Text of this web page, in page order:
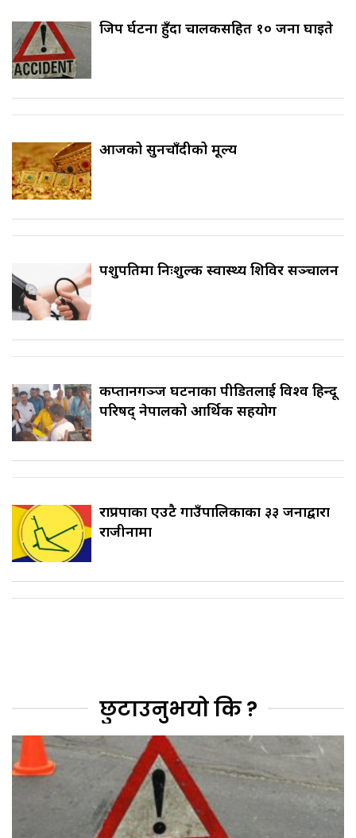
जिप दुर्घटना हुँदा चालकसहित १० जना घाइते
आजको सुनचाँदीको मूल्य
पशुपतिमा निःशुल्क स्वास्थ्य शिविर सञ्चालन
कप्तानगञ्ज घटनाका पीडितलाई विश्व हिन्दू
परिषद् नेपालको आर्थिक सहयोग
राप्रपाका एउटै गाउँपालिकाका ३३ जनाद्वारा
राजीनामा
छुटाउनुभयो कि ?